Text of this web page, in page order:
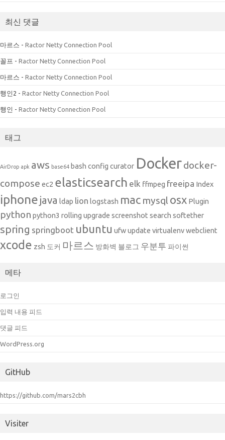
최신 댓글
마르스 - Ractor Netty Connection Pool
꼴프 - Ractor Netty Connection Pool
마르스 - Ractor Netty Connection Pool
행인2 - Ractor Netty Connection Pool
행인 - Ractor Netty Connection Pool
태그
AirDrop apk aws base64 bash config curator Dockerdocker-
compose ec2 elasticsearch elk ffmpeg freeipa Index
iphone java ldap lion logstash mac mysql osx Plugin
python python3 rolling upgrade screenshot search softether
spring springboot ubuntu ufwupdate virtualenvwebclient
xcode zsh 도커 마르스 방화벽 블로그 우분투 파이썬
메타
로그인
입력 내용 피드
댓글 피드
WordPress.org
GitHub
https://github.com/mars2cbh
Visiter